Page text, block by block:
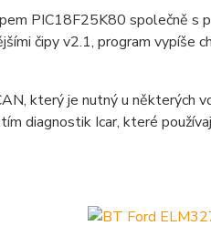
PIC18F25K80 společně s
čipy v2.1, program vypíše
který je nutný u některých
diagnostik Icar, které